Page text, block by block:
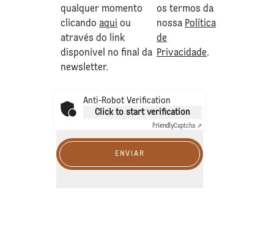
qualquer momento
clicando aqui ou
através do link
disponível no final da
newsletter.
os termos da
nossa Política
de
Privacidade.
Anti-Robot Verification
Click to start verification
FriendlyCaptcha ⇗
ENVIAR